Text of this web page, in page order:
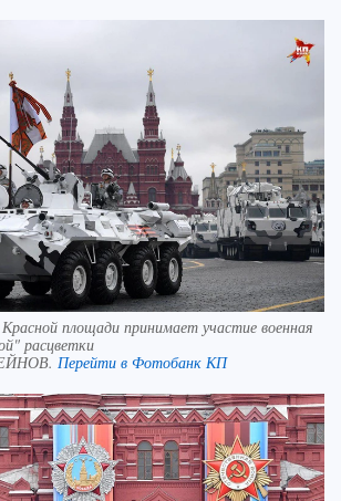
площади принимает участие военная
расцветки
Перейти в Фотобанк КП